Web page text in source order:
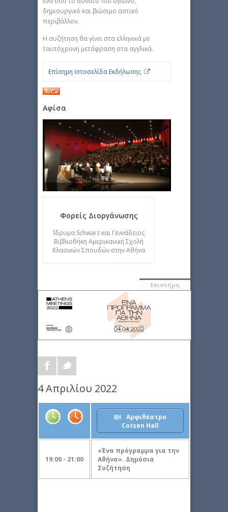
δημιουργικό και βιώσιμο αστικό
περιβάλλον.
Η συζήτηση θα γίνει στα ελληνικά με
ταυτόχρονη μετάφραση στα αγγλικά.
Επίσημη Ιστοσελίδα Εκδήλωσης
Αφίσα
Φορείς Διοργάνωσης
Ίδρυμα Schwarz και Γεννάδειος
Βιβλιοθήκη Αμερικανική Σχολή
Κλασικών Σπουδών στην Αθήνα
Επιστήμη
4 Απριλίου 2022
Αμφιθέατρο
Cotsen Hall
19:00 - 21:00
«Ένα πρόγραμμα για την
Αθήνα». Δημόσια
Συζήτηση